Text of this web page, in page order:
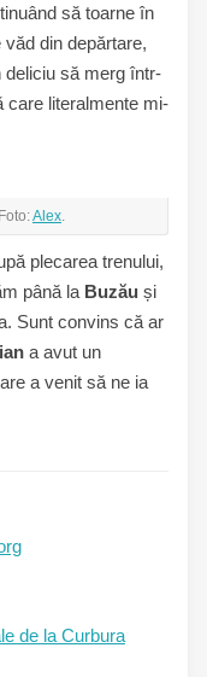
să toarne în
din depărtare,
deliciu să merg într-
care literalmente mi-
Alex
plecarea trenului,
până la Buzău și
Sunt convins că ar
a avut un
a venit să ne ia
de la Curbura